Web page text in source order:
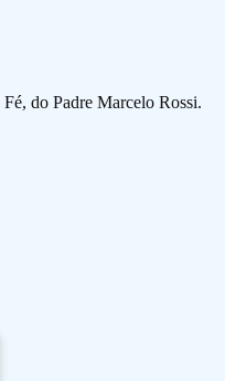
do Padre Marcelo Rossi.